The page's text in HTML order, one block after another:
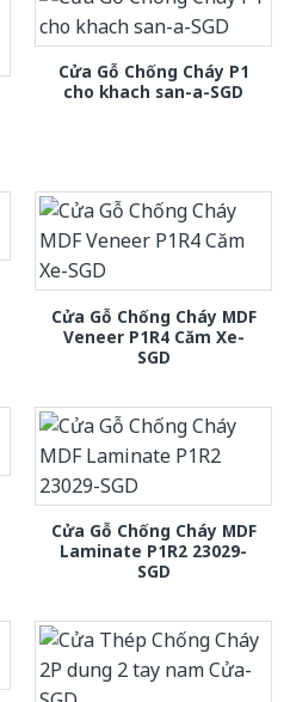
Cửa Gỗ Chống Cháy P1
cho khach san-a-SGD
Cửa Gỗ Chống Cháy MDF
Veneer P1R4 Căm Xe-
SGD
Cửa Gỗ Chống Cháy MDF
Laminate P1R2 23029-
SGD